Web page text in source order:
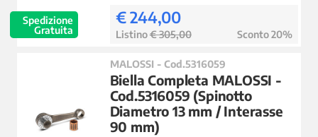
Spedizione
Gratuita
€ 244,00
Listino€ 305,00 Sconto 20%
MALOSSI - Cod.5316059
Biella Completa MALOSSI -
Cod.5316059 (Spinotto
Diametro 13 mm / Interasse
90 mm)